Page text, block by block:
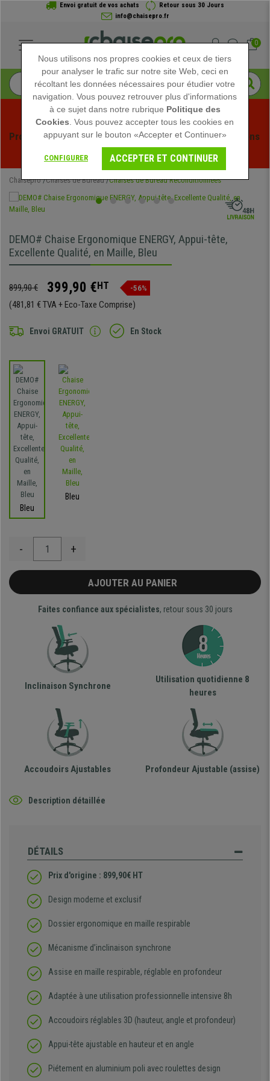
Envoi gratuit de vos achats
Retour sous 30 Jours
info@chaisepro.fr
0
Profitez des soldes d'été chez Chaisepro ! Des réductions
exclusives pour une durée limitée - Voir l'offre
Chaisepro Chaises de Bureau Chaises de Bureau Reconditionnées
DEMO# Chaise Ergonomique ENERGY, Appui-tête,
Excellente Qualité, en Maille, Bleu
899,90 € 399,90 €HT -56%
(481,81 € TVA + Eco-Taxe Comprise)
Envoi GRATUIT En Stock
Bleu
Bleu
- +
AJOUTER AU PANIER
Faites confiance aux spécialistes, retour sous 30 jours
Inclinaison Synchrone
Utilisation quotidienne 8
heures
Accoudoirs Ajustables Profondeur Ajustable (assise)
Description détaillée
DÉTAILS
Prix d'origine : 899,90€ HT
Design moderne et exclusif
Dossier ergonomique en maille respirable
Mécanisme d’inclinaison synchrone
Assise en maille respirable, réglable en profondeur
Adaptée à une utilisation professionnelle intensive 8h
Accoudoirs réglables 3D (hauteur, angle et profondeur)
Appui-tête ajustable en hauteur et en angle
Piétement en aluminium poli avec roulettes design
Nous utilisons nos propres cookies et ceux de tiers
pour analyser le trafic sur notre site Web, ceci en
récoltant les données nécessaires pour étudier votre
navigation. Vous pouvez retrouver plus d'informations
à ce sujet dans notre rubrique Politique des
Cookies . Vous pouvez accepter tous les cookies en
appuyant sur le bouton «Accepter et Continuer»
CONFIGURER ACCEPTER ET CONTINUER